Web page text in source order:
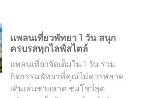
แพลนเที่ยวพัทยา 1 วัน สนุก
ครบรสทุกไลฟ์สไตล์
แพลนเที่ยวจัดเต็มใน 1 วัน รวม
กิจกรรมพัทยาที่คุณไม่ควรพลาด
เดินเล่นชายหาด ชมโชว์สุด